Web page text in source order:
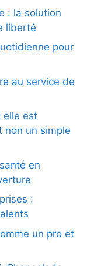
: la solution
liberté
pour
au service de
elle est
non un simple
en
:
un pro et